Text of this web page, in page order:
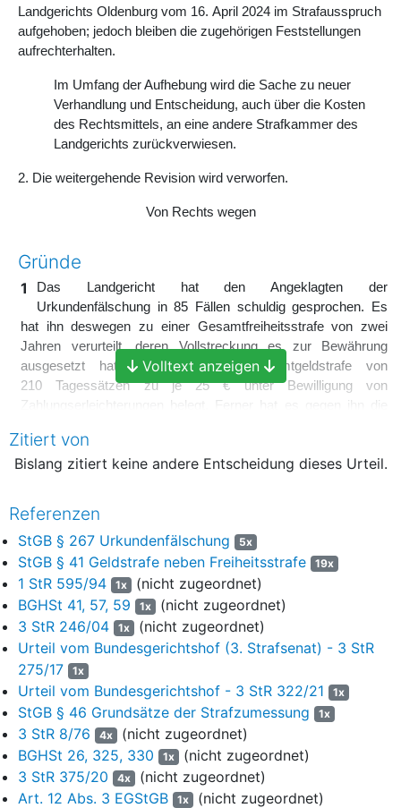
Landgerichts Oldenburg vom 16. April 2024 im Strafausspruch
aufgehoben; jedoch bleiben die zugehörigen Feststellungen
aufrechterhalten.
Im Umfang der Aufhebung wird die Sache zu neuer
Verhandlung und Entscheidung, auch über die Kosten
des Rechtsmittels, an eine andere Strafkammer des
Landgerichts zurückverwiesen.
2. Die weitergehende Revision wird verworfen.
Von Rechts wegen
Gründe
1
Das Landgericht hat den Angeklagten der
Urkundenfälschung in 85 Fällen schuldig gesprochen. Es
hat ihn deswegen zu einer Gesamtfreiheitsstrafe von zwei
Jahren verurteilt, deren Vollstreckung es zur Bewährung
ausgesetzt hat, und mit einer Gesamtgeldstrafe von
210 Tagessätzen zu je 25 € unter Bewilligung von
Zahlungserleichterungen belegt. Ferner hat es gegen ihn die
angeordnet. Die Staatsanwaltschaft wendet sich mit ihrer auf
die Sachrüge gestützten Revision gegen den Strafausspruch.
weitgehend Erfolg.
I.
2 1. Das Landgericht hat folgende Feststellungen getroffen:
3
Um sich für längere Zeit eine dauerhafte Einnahmequelle
von einigem Umfang zu verschaffen, bot der Angeklagte
über das Internet die entgeltliche Überlassung von gefälschten
Nachweisen für eine Impfung gegen das Coronavirus an. Im
Zeitraum vom 1. September 2021 bis zum 31. März 2022
manipulierte er in 85 Fällen solche Dokumente wie folgt:
4
Zum einen nahm er unzutreffende Eintragungen über
angebliche Impfungen in zuvor von ihm erworbenen
Blankettimpfbüchern vor, in die er entweder die Personalien
des jeweiligen Kunden aufnahm oder die später
Volltext anzeigen
Zitiert von
Bislang zitiert keine andere Entscheidung dieses Urteil.
Referenzen
StGB § 267 Urkundenfälschung 5x
StGB § 41 Geldstrafe neben Freiheitsstrafe 19x
1 StR 595/94 1x (nicht zugeordnet)
BGHSt 41, 57, 59
1x (nicht zugeordnet)
3 StR 246/04
1x (nicht zugeordnet)
Urteil vom Bundesgerichtshof (3. Strafsenat) - 3 StR
275/17
1x
Urteil vom Bundesgerichtshof - 3 StR 322/21 1x
StGB § 46 Grundsätze der Strafzumessung 1x
3 StR 8/76 4x (nicht zugeordnet)
BGHSt 26, 325, 330
1x (nicht zugeordnet)
3 StR 375/20
4x (nicht zugeordnet)
Art. 12 Abs. 3 EGStGB
1x (nicht zugeordnet)